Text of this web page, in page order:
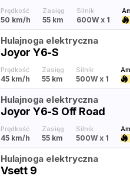
Prędkość
50 km/h
Zasięg
55 km
Silnik
600W x 1
Hulajnoga elektryczna
Joyor Y6-S
Prędkość
45 km/h
Zasięg
55 km
Silnik
500W x 1
Hulajnoga elektryczna
Joyor Y6-S Off Road
Prędkość
45 km/h
Zasięg
55 km
Silnik
500W x 1
Hulajnoga elektryczna
Vsett 9